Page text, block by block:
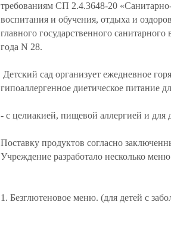
требованиям СП 2.4.3648-20
воспитания и обучения, отдыха и
главного государственного
года N 28.
Детский сад организует ежедневное
гипоаллергенное диетическое питание
- с целиакией, пищевой аллергией и для
Поставку продуктов согласно
Учреждение разработало несколько
1. Безглютеновое меню. (для детей с